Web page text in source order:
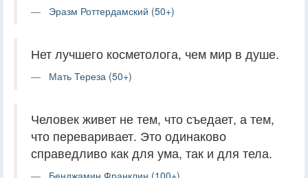
Эразм Роттердамский (50+)
Нет лучшего косметолога, чем мир в душе.
Мать Тереза (50+)
Человек живет не тем, что съедает, а тем,
что переваривает. Это одинаково
справедливо как для ума, так и для тела.
Бенджамин Франклин (100+)